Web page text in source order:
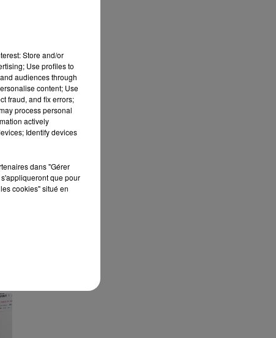
Store and/or
Use profiles to
audiences through
content; Use
fraud, and fix errors;
process personal
actively
Identify devices
dans "Gérer
que pour
cookies" situé en